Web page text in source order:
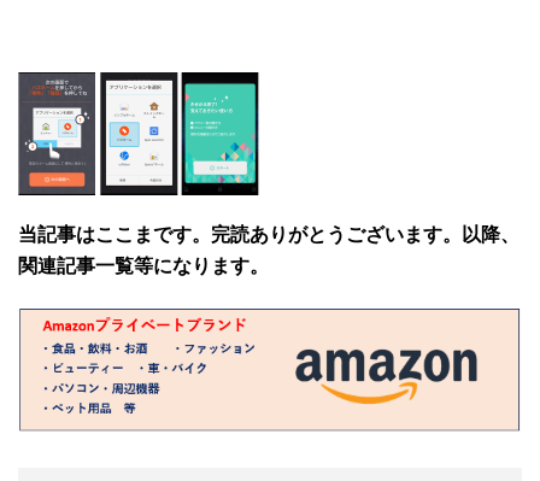
当記事はここまです。完読ありがとうございます。以降、
関連記事一覧等になります。